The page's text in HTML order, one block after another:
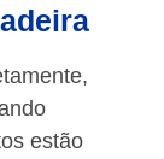
estão